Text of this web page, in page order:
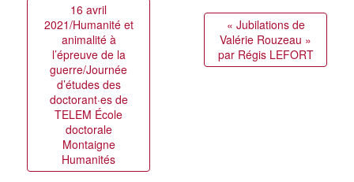
16 avril
2021/Humanité et
animalité à
l’épreuve de la
guerre/Journée
d’études des
doctorant·es de
TELEM École
doctorale
Montaigne
Humanités
« Jubilations de
Valérie Rouzeau »
par Régis LEFORT